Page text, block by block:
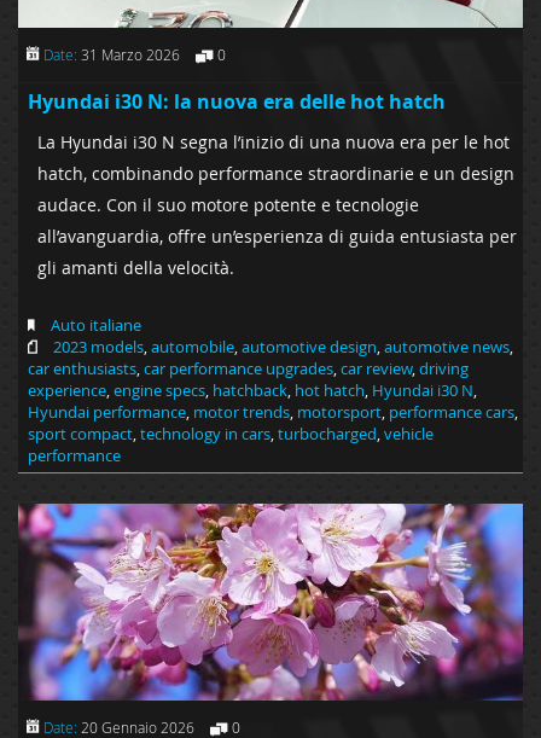
Date: 31 Marzo 2026 0
Hyundai i30 N: la nuova era delle hot hatch
La Hyundai i30 N segna l’inizio di una nuova era per le hot
hatch, combinando performance straordinarie e un design
audace. Con il suo motore potente e tecnologie
all’avanguardia, offre un’esperienza di guida entusiasta per
gli amanti della velocità.
Auto italiane
2023 models automobile automotive design automotive news
car enthusiasts car performance upgrades car review, driving
experience engine specs hatchback hot hatch Hyundai i30 N
Hyundai performance motor trends motorsport performance cars
sport compact technology in cars turbocharged vehicle
performance
Date: 20 Gennaio 2026 0